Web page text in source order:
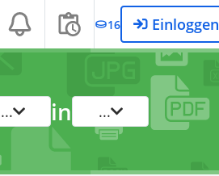
16 Einloggen
... in ...